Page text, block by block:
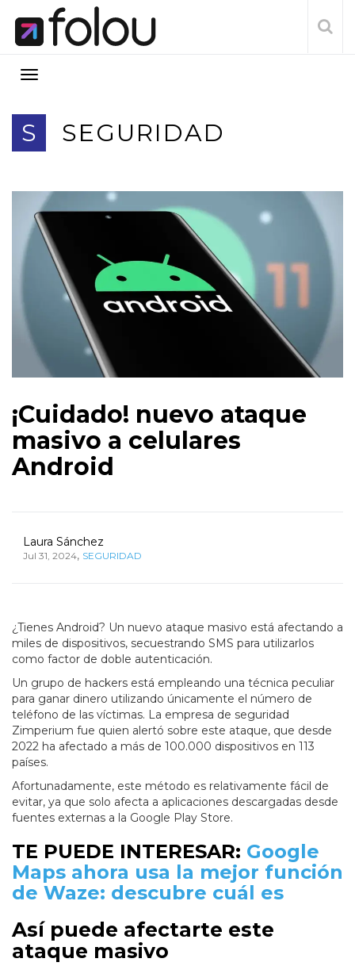
S SEGURIDAD
¡Cuidado! nuevo ataque
masivo a celulares
Android
Laura Sánchez
Jul 31, 2024, SEGURIDAD
¿Tienes Android? Un nuevo ataque masivo está afectando a
miles de dispositivos, secuestrando SMS para utilizarlos
como factor de doble autenticación.
Un grupo de hackers está empleando una técnica peculiar
para ganar dinero utilizando únicamente el número de
teléfono de las víctimas. La empresa de seguridad
Zimperium fue quien alertó sobre este ataque, que desde
2022 ha afectado a más de 100.000 dispositivos en 113
países.
Afortunadamente, este método es relativamente fácil de
evitar, ya que solo afecta a aplicaciones descargadas desde
fuentes externas a la Google Play Store.
TE PUEDE INTERESAR: Google
Maps ahora usa la mejor función
de Waze: descubre cuál es
Así puede afectarte este
ataque masivo